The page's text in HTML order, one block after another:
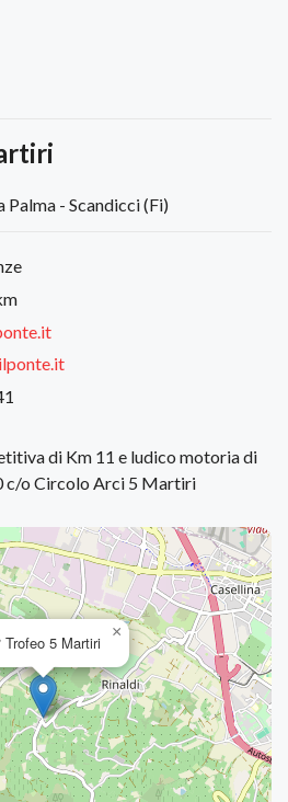
Palma - Scandicci (Fi)
di Km 11 e ludico motoria di
c/o Circolo Arci 5 Martiri
Trofeo 5 Martiri
×